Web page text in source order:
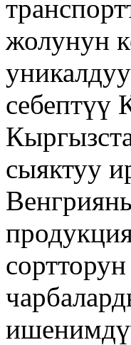
жолунун
себептүү
сыяктуу